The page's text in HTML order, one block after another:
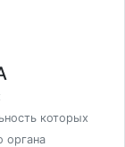
которых
органа